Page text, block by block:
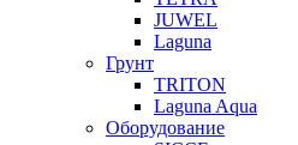
JUWEL
Laguna
Грунт
TRITON
Laguna Aqua
Оборудование